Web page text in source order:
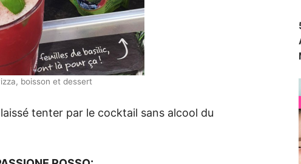
boisson et dessert
tenter par le cocktail sans alcool du